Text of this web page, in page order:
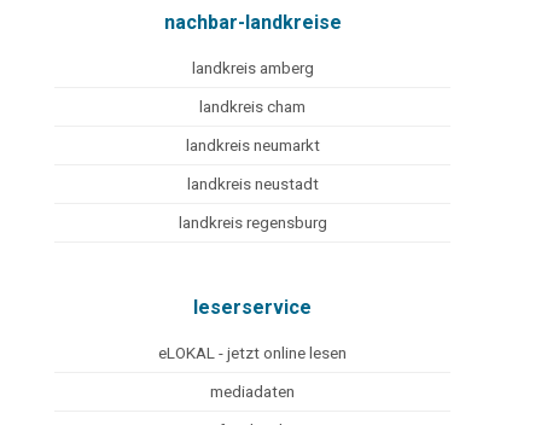
nachbar-landkreise
landkreis amberg
landkreis cham
landkreis neumarkt
landkreis neustadt
landkreis regensburg
leserservice
eLOKAL - jetzt online lesen
mediadaten